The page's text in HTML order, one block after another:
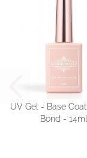
UV Gel - Base
Bond - 14ml